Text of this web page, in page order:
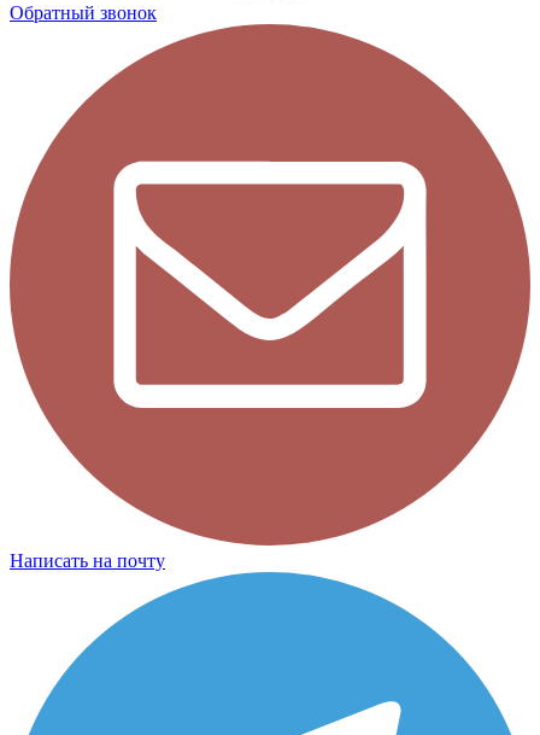
Обратный звонок
Написать на почту